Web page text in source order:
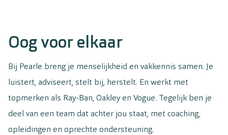
Oog voor elkaar
Bij Pearle breng je menselijkheid en vakkennis samen. Je
luistert, adviseert, stelt bij, herstelt. En werkt met
topmerken als Ray-Ban, Oakley en Vogue. Tegelijk ben je
deel van een team dat achter jou staat, met coaching,
opleidingen en oprechte ondersteuning.